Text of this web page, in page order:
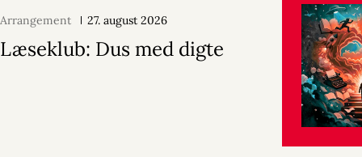
Arrangement 27. august 2026
Læseklub: Dus med digte